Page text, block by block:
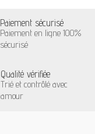
Paiement sécurisé
Paiement en ligne 100%
sécurisé
Qualité vérifiée
Trié et contrôlé avec
amour